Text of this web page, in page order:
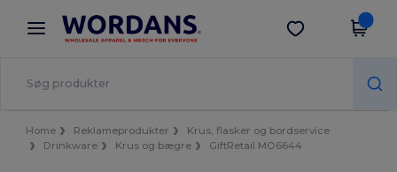
× Wordans-app
Bedre priser i appen!
Hent app
Home Reklameprodukter
Krus, flasker og bordservice
Drinkware
Krus og bægre GiftRetail MO6644